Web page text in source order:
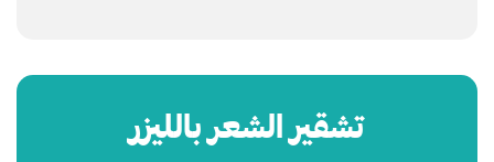
تشقير الشعر بالليزر